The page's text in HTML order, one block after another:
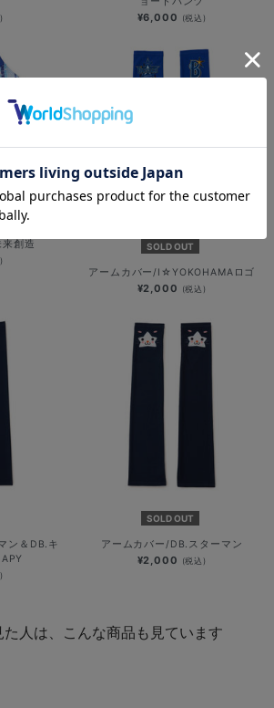
¥6,000 (税込)
来創造 SOLD OUT
アームカバー/I☆YOKOHAMAロゴ
¥2,000 (税込)
ン＆DB.キ
SOLD OUT
アームカバー/DB.スターマン
¥2,000 (税込)
た人は、こんな商品も見ています